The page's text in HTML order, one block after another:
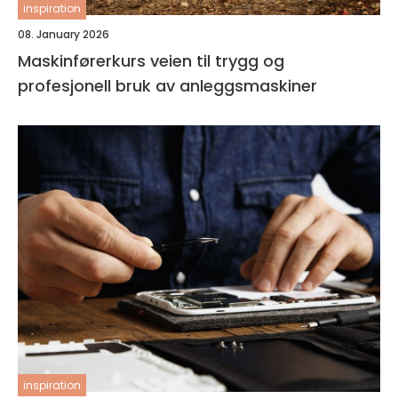
inspiration
08. January 2026
Maskinførerkurs veien til trygg og
profesjonell bruk av anleggsmaskiner
inspiration